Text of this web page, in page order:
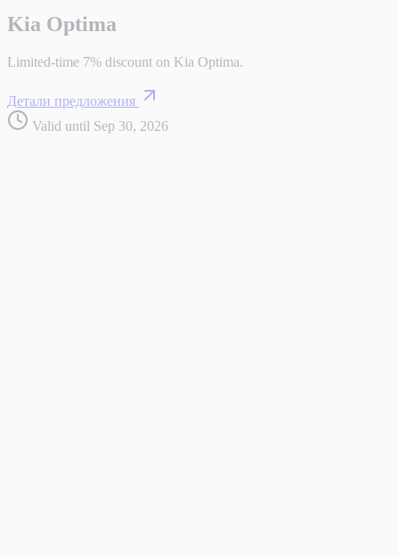
Kia Optima
Limited-time 7% discount on Kia Optima.
Детали предложения
Valid until Sep 30, 2026